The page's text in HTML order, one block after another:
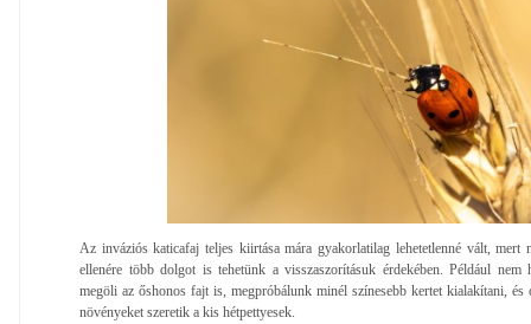
Az inváziós katicafaj teljes kiirtása mára gyakorlatilag lehetetlenné vált, mert
ellenére több dolgot is tehetünk a visszaszorításuk érdekében. Például nem
megöli az őshonos fajt is, megpróbálunk minél színesebb kertet kialakítani,
növényeket szeretik a kis hétpettyesek.